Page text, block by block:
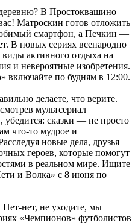
В Простоквашино
Матроскин готов отложить
смартфон, а Печкин —
В новых сериях всенародно
активного отдыха на
и невероятные изобретения.
включайте по будням в 12:00.
делаете, что верите.
мультсериал
сказки — не просто
что-то мудрое и
новые дела, друзья
героев, которые помогут
в реальном мире. Ищите
и Волка» с 8 июня по
нет, не уходите, мы
«Чемпионов» футболистов